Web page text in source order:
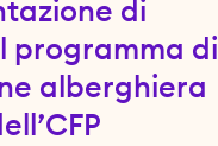
di
programma di
alberghiera